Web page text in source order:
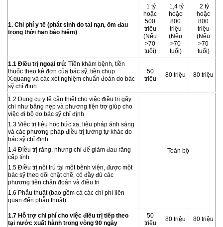
1. Chi phí y tế (phát sinh do tai nạn, ốm đau
trong thời hạn bảo hiểm)
1 tỷ
hoặc
500
triệu
(Nếu
>70
tuổi)
1,4 tỷ
hoặc
800
triệu
(Nếu
>70
tuổi)
2 tỷ
hoặc
800
triệu
(Nếu
>70
tuổi)
1.1 Điều trị ngoại trú: Tiền khám bệnh, tiền
thuốc theo kê đơn của bác sỹ, tiền chụp
X.quang và các xét nghiệm chuẩn đoán do bác
sỹ chỉ định
50
triệu
80 triệu 80 triệu
1.2 Dụng cụ y tế cần thiết cho việc điều trị gãy
chi như băng nẹp và phương tiện trợ giúp cho
việc đi bộ do bác sỹ chỉ định
1.3 Việc trị liệu học bức xạ, liệu pháp ánh sáng
và các phương pháp điều trị tương tự khác do
bác sỹ chỉ định
1.4 Điều trị răng, nhưng chỉ để giảm đau răng
cấp tính
1.5 Điều trị nội trú tại một bệnh viện, được một
bác sỹ theo dõi chặt chẽ, có đầy đủ các
phương tiện chẩn đoán và điều trị
1.6 Phẫu thuật (bao gồm cả các chi phí liên
quan đến phẫu thuật)
Toàn bộ
1.7 Hỗ trợ chi phí cho việc điều trị tiếp theo
tại nước xuất hành trong vòng 90 ngày
50
triệu
80 triệu 80 triệu